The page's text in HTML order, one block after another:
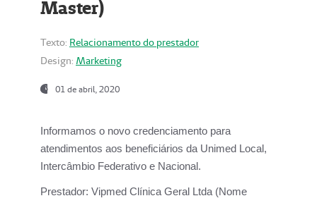
Master)
Texto: Relacionamento do prestador
Design: Marketing
01 de abril, 2020
Informamos o novo credenciamento para
atendimentos aos beneficiários da Unimed Local,
Intercâmbio Federativo e Nacional.
Prestador: Vipmed Clínica Geral Ltda (Nome